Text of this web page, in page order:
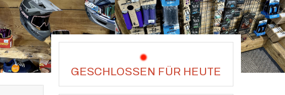
GESCHLOSSEN FÜR HEUTE